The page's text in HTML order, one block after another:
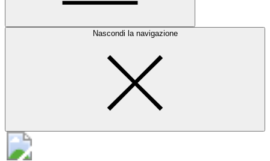
Nascondi la navigazione